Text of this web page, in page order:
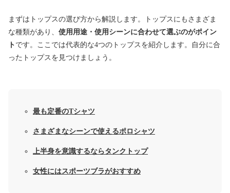
まずはトップスの選び方から解説します。トップスにもさまざま
な種類があり、 使用用途・使用シーンに合わせて選ぶのがポイン
ト です。ここでは代表的な4つのトップスを紹介します。自分に合
ったトップスを見つけましょう。
最も定番のTシャツ
さまざまなシーンで使えるポロシャツ
上半身を意識するならタンクトップ
女性にはスポーツブラがおすすめ